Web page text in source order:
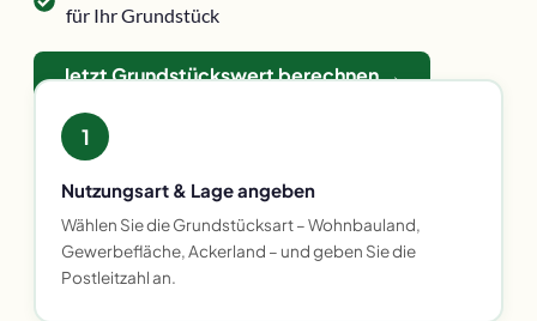
für Ihr Grundstück
Jetzt Grundstückswert berechnen →
1
Nutzungsart & Lage angeben
Wählen Sie die Grundstücksart – Wohnbauland,
Gewerbefläche, Ackerland – und geben Sie die
Postleitzahl an.